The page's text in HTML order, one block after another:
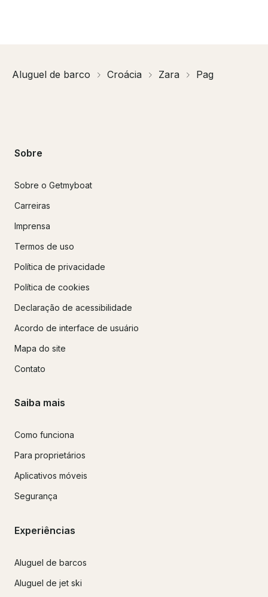
Aluguel de barco Croácia Zara Pag
Sobre
Sobre o Getmyboat
Carreiras
Imprensa
Termos de uso
Política de privacidade
Política de cookies
Declaração de acessibilidade
Acordo de interface de usuário
Mapa do site
Contato
Saiba mais
Como funciona
Para proprietários
Aplicativos móveis
Segurança
Experiências
Aluguel de barcos
Aluguel de jet ski